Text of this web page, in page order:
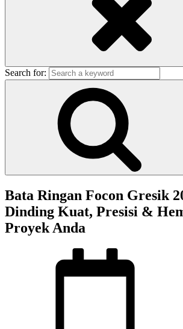
Search for:
Bata Ringan Focon Gresik
Dinding Kuat, Presisi &
Proyek Anda